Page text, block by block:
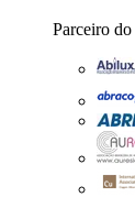
Parceiro do